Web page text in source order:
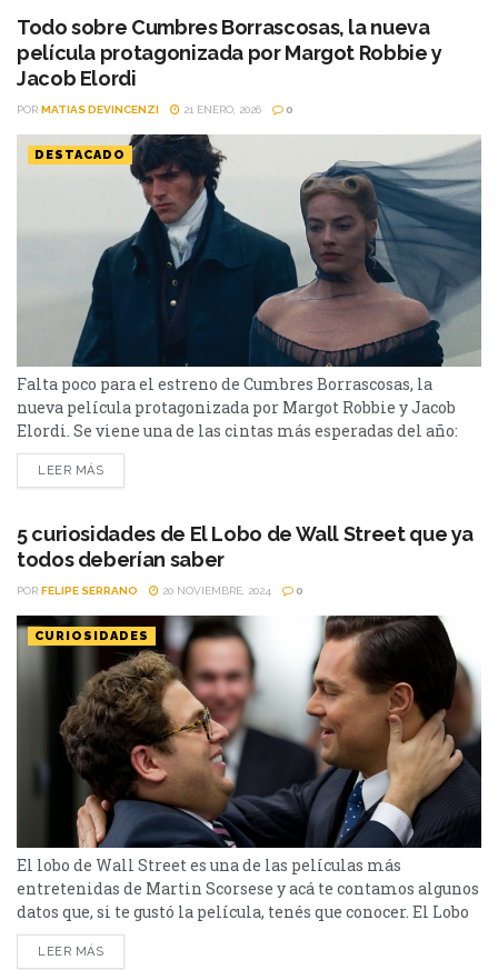
Todo sobre Cumbres Borrascosas, la nueva
película protagonizada por Margot Robbie y
Jacob Elordi
POR MATIAS DEVINCENZI 21 ENERO, 2026 0
DESTACADO
Falta poco para el estreno de Cumbres Borrascosas, la
nueva película protagonizada por Margot Robbie y Jacob
Elordi. Se viene una de las cintas más esperadas del año:
Cumbres Borrascosas. La misma es una película dramática
escrita, dirigida y producida por Emerald Fennell, basada
protagonizada por Margot Robbie y Jacob...
LEER MÁS
5 curiosidades de El Lobo de Wall Street que ya
todos deberían saber
POR FELIPE SERRANO 20 NOVIEMBRE, 2024 0
CURIOSIDADES
El lobo de Wall Street es una de las películas más
entretenidas de Martin Scorsese y acá te contamos algunos
datos que, si te gustó la película, tenés que conocer. El Lobo
de Wall Street es una de las mejores películas de los
últimos tiempos y de toda la carrera de Martin Scorsese.
LEER MÁS